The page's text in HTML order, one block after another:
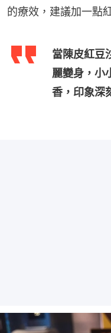
的療效，建議加一點
當陳皮紅豆
麗變身，小
香，印象深